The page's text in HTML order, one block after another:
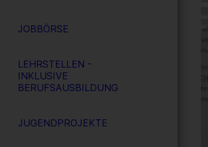
JOBBÖRSE
LEHRSTELLEN -
INKLUSIVE
BERUFSAUSBILDUNG
JUGENDPROJEKTE